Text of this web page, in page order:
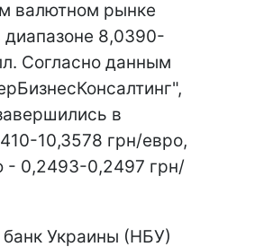
валютном рынке
8,0390-
Согласно данным
в
10,3578 грн/евро,
- 0,2493-0,2497 грн/
Украины (НБУ)